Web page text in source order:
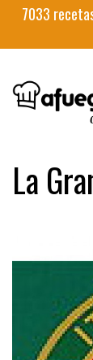
7033
La